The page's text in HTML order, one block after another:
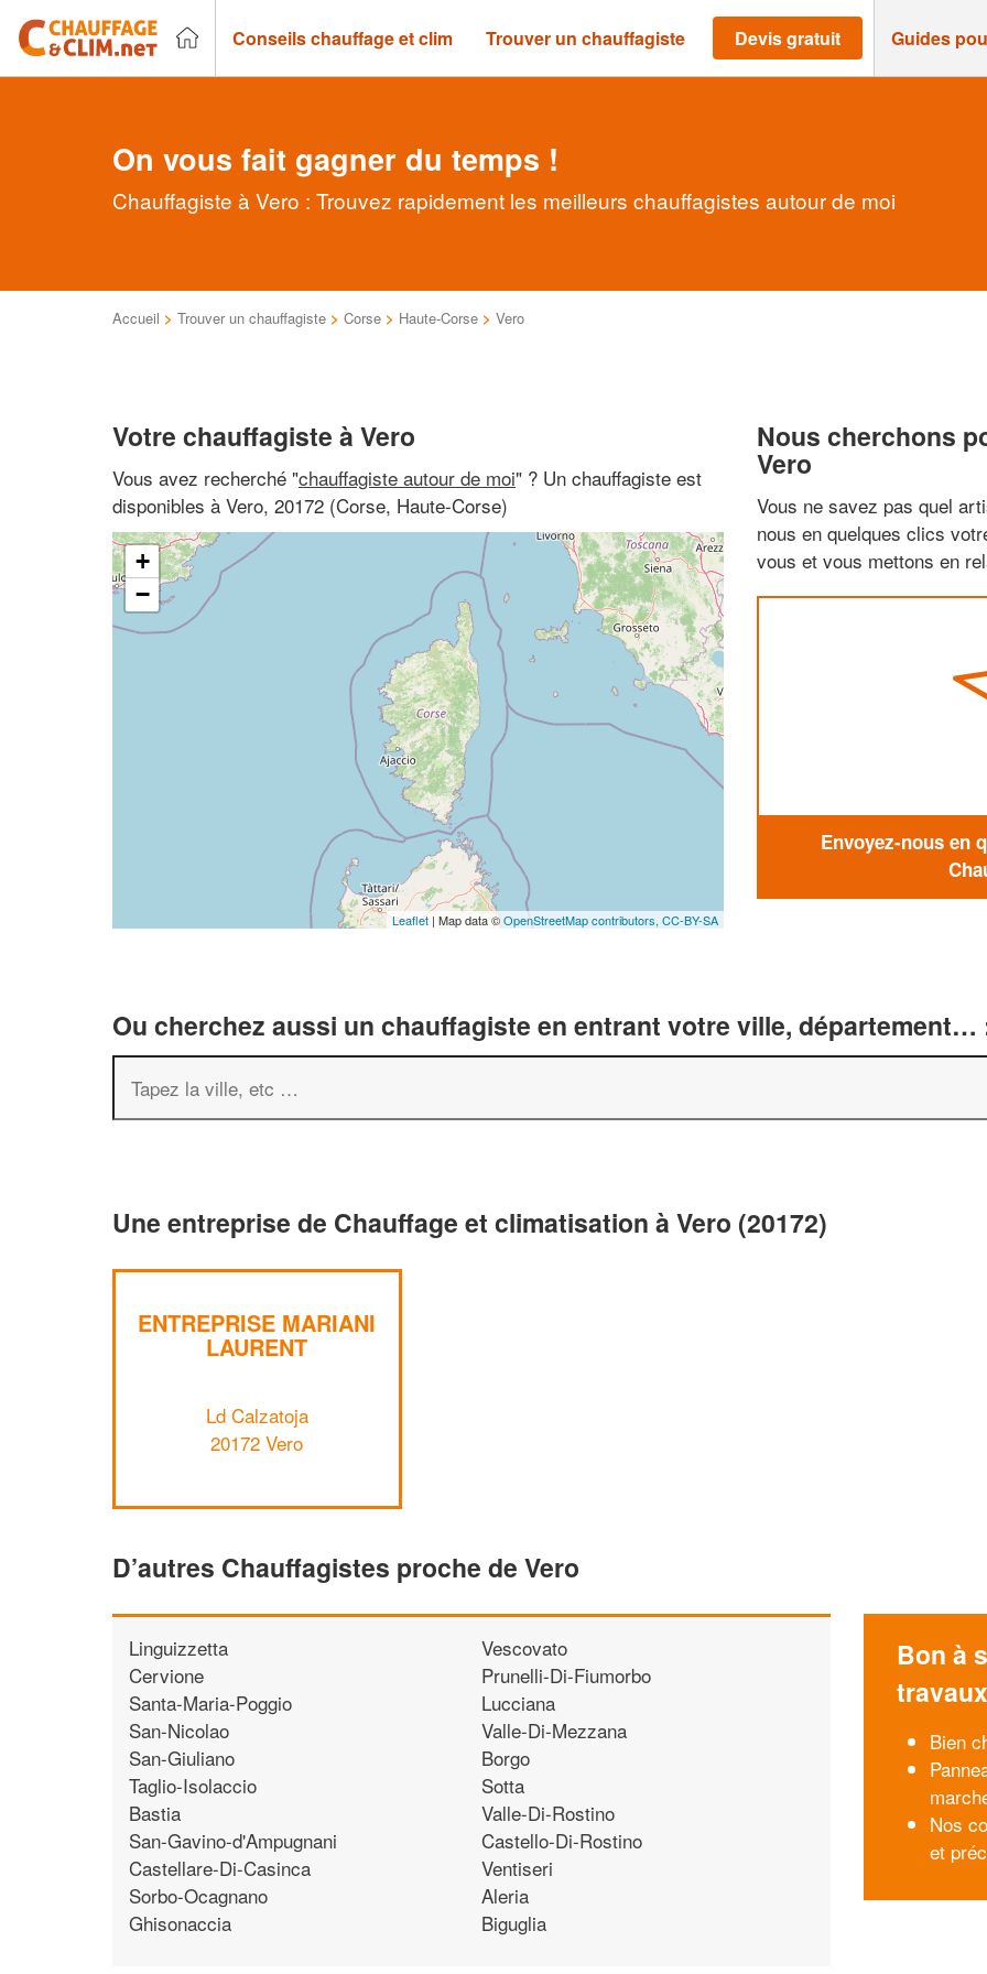
Conseils chauffage et clim Trouver un chauffagiste Devis gratuit Guides
On vous fait gagner du temps !
Chauffagiste à Vero : Trouvez rapidement les meilleurs chauffagistes autour de moi
Accueil > Trouver un chauffagiste > Corse > Haute-Corse > Vero
Votre chauffagiste à Vero
Vous avez recherché "chauffagiste autour de moi" ? Un chauffagiste est
disponibles à Vero, 20172 (Corse, Haute-Corse)
+
−
Leaflet | Map data ©OpenStreetMap contributors, CC-BY-SA
Nous cherchons
Vero
Vous ne savez pas quel
nous en quelques clics
vous et vous mettons en
Envoyez-nous en
Ou cherchez aussi un chauffagiste en entrant votre ville, département…
Une entreprise de Chauffage et climatisation à Vero (20172)
ENTREPRISE MARIANI
LAURENT
Ld Calzatoja
20172 Vero
D’autres Chauffagistes proche de Vero
Linguizzetta
Cervione
Santa-Maria-Poggio
San-Nicolao
San-Giuliano
Taglio-Isolaccio
Bastia
San-Gavino-d'Ampugnani
Castellare-Di-Casinca
Sorbo-Ocagnano
Ghisonaccia
Vescovato
Prunelli-Di-Fiumorbo
Lucciana
Valle-Di-Mezzana
Borgo
Sotta
Valle-Di-Rostino
Castello-Di-Rostino
Ventiseri
Aleria
Biguglia
Bon à
Bien
Nos
et